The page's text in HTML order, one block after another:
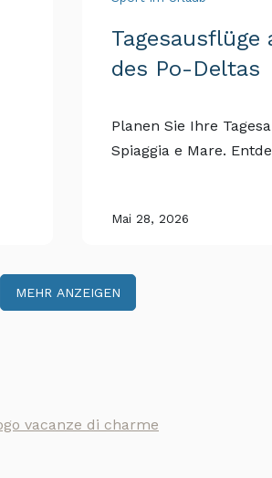
des Po-Deltas
Planen Sie Ihre
Spiaggia e Mare.
Mai 28, 2026
MEHR ANZEIGEN